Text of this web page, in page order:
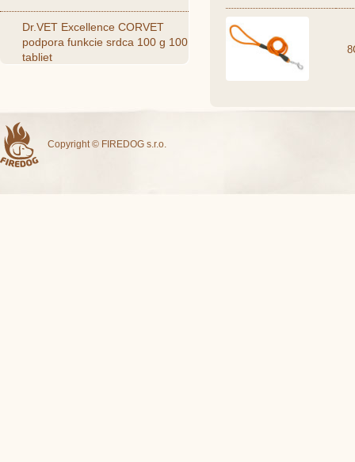
Dr.VET Excellence CORVET
podpora funkcie srdca 100 g 100
tabliet
Copyright © FIREDOG s.r.o.